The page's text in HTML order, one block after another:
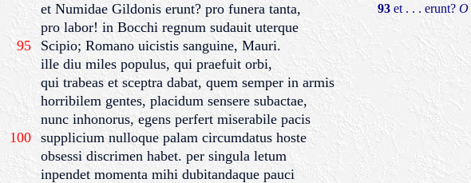
et Numidae Gildonis erunt? pro funera tanta,
93 et . . . erunt? O
pro labor! in Bocchi regnum sudauit uterque
95
Scipio; Romano uicistis sanguine, Mauri.
ille diu miles populus, qui praefuit orbi,
qui trabeas et sceptra dabat, quem semper in armis
horribilem gentes, placidum sensere subactae,
nunc inhonorus, egens perfert miserabile pacis
100 supplicium nulloque palam circumdatus hoste
obsessi discrimen habet. per singula letum
inpendet momenta mihi dubitandaque pauci